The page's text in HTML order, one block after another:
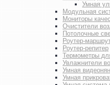
Умная
Модульная
Мониторы
Очистители
Потолочные
Роутер-
Роутер-репитер
Термометры
Увлажнители
Умная
Умная